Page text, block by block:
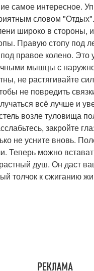
самое интересное.
словом
широко в стороны,
Правую стопу под
правое колено.
мышцы с
не растягивайте
не повредить
всё лучше и
возле туловища
закройте
не усните вновь.
Теперь можно
душ. Он даст
толчок к сжиганию